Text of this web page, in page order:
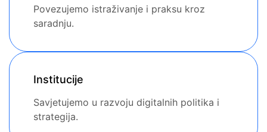
Povezujemo istraživanje i praksu kroz
saradnju.
Institucije
Savjetujemo u razvoju digitalnih politika i
strategija.